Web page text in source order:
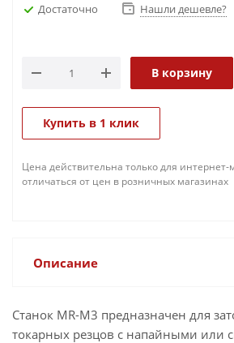
Достаточно Нашли дешевле?
В корзину
Купить в 1 клик
Цена действительна только для
отличаться от цен в розничных магазинах
Описание
Станок MR-M3 предназначен для
токарных резцов с напайными или